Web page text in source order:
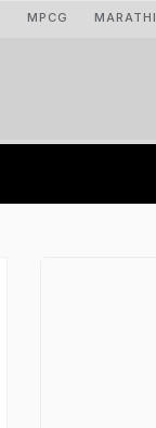
MPCG MARATHI